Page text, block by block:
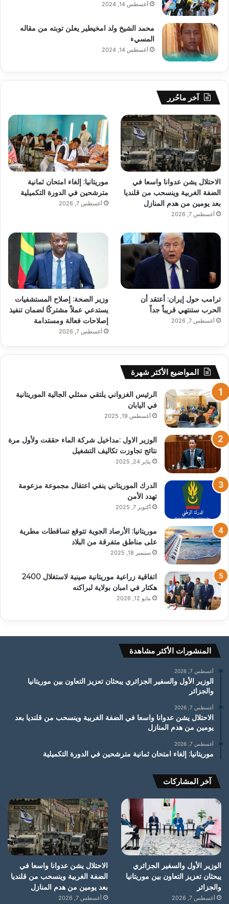
أغسطس 14, 2024
محمد الشيخ ولد امخيطير يعلن توبته من مقاله
المسيء
أغسطس 14, 2024
آخر ماحُرر
الاحتلال يشن عدوانا واسعا في
الضفة الغربية وينسحب من قلنديا
بعد يومين من هدم المنازل
أغسطس 7, 2026
موريتانيا: إلغاء امتحان ثمانية
مترشحين في الدورة التكميلية
أغسطس 7, 2026
ترامب حول إيران: أعتقد أن
الحرب ستنتهي قريباً جداً
أغسطس 7, 2026
وزير الصحة: إصلاح المستشفيات
يستدعي عملاً مشتركًا لضمان تنفيذ
إصلاحات فعالة ومستدامة
أغسطس 7, 2026
المواضيع الأكثر شهرة
الرئيس الغزواني يلتقي ممثلي الجالية الموريتانية
في اليابان
أغسطس 19, 2025
الوزير الاول :مداخيل شركة الماء حققت ولأول مرة
نتائج تجاوزت تكاليف التشغيل
يناير 24, 2025
الدرك الموريتاني ينفي اعتقال مجموعة مزعومة
تهدد الأمن
أكتوبر 7, 2025
موريتانيا: الأرصاد الجوية تتوقع تساقطات مطرية
على مناطق متفرقة من البلاد
سبتمبر 18, 2025
اتفاقية زراعية موريتانية صينية لاستغلال 2400
هكتار في امبان بولاية لبراكنه
مايو 12, 2026
المنشورات الأكثر مشاهدة
أغسطس 7, 2026
الوزير الأول والسفير الجزائري يبحثان تعزيز التعاون بين موريتانيا
والجزائر
أغسطس 7, 2026
الاحتلال يشن عدوانا واسعا في الضفة الغربية وينسحب من قلنديا بعد
يومين من هدم المنازل
أغسطس 7, 2026
موريتانيا: إلغاء امتحان ثمانية مترشحين في الدورة التكميلية
آخر المشاركات
الوزير الأول والسفير الجزائري
يبحثان تعزيز التعاون بين موريتانيا
والجزائر
أغسطس 7, 2026
الاحتلال يشن عدوانا واسعا في
الضفة الغربية وينسحب من قلنديا
بعد يومين من هدم المنازل
أغسطس 7, 2026